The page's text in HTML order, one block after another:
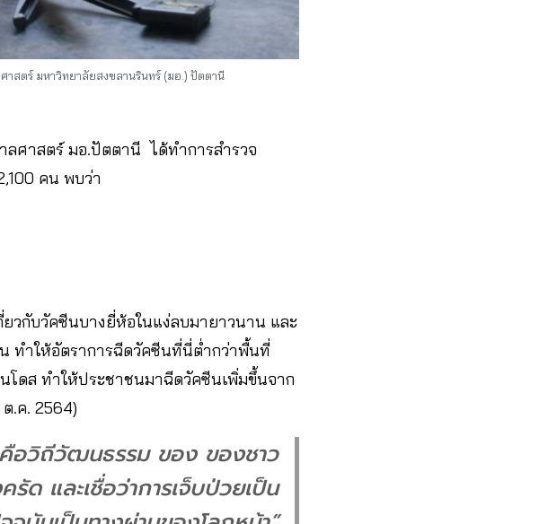
สตร์ มหาวิทยาลัยสงขลานรินทร์ (มอ.) ปัตตานี
ศาสตร์​ มอ.​ปัตตานี​ ได้ทำการสำรวจ
คน พบว่า
วกับวัคซีนบางยี่ห้อในแง่ลบมายาวนาน และ
ทำให้อัตราการฉีดวัคซีนที่นี่ต่ำกว่าพื้นที่
โดส ทำให้ประชาชนมาฉีดวัคซีนเพิ่มขึ้นจาก
.ค. 2564)
อวิถีวัฒนธรรม ของ ของชาว
ด และเชื่อว่าการเจ็บป่วยเป็น